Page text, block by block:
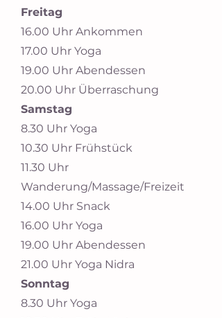
Freitag
16.00 Uhr Ankommen
17.00 Uhr Yoga
19.00 Uhr Abendessen
20.00 Uhr Überraschung
Samstag
8.30 Uhr Yoga
10.30 Uhr Frühstück
11.30 Uhr
Wanderung/Massage/Freizeit
14.00 Uhr Snack
16.00 Uhr Yoga
19.00 Uhr Abendessen
21.00 Uhr Yoga Nidra
Sonntag
8.30 Uhr Yoga